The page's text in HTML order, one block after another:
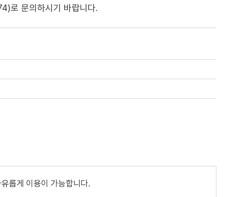
로 문의하시기 바랍니다.
롭게 이용이 가능합니다.